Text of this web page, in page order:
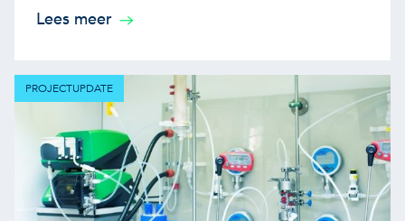
Lees meer
PROJECTUPDATE